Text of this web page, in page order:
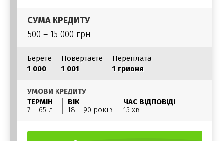
СУМА КРЕДИТУ
500 – 15 000 грн
Берете
1 000
Повертаєте
1 001
Переплата
1 гривня
УМОВИ КРЕДИТУ
ТЕРМІН
7 – 65 дн
ВІК
18 – 90 років
ЧАС ВІДПОВІДІ
15 хв